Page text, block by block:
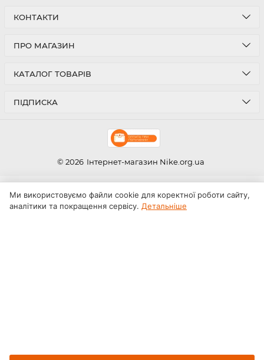
КОНТАКТИ
ПРО МАГАЗИН
КАТАЛОГ ТОВАРІВ
ПІДПИСКА
© 2026 Інтернет-магазин Nike.org.ua
Ми використовуємо файли cookie для коректної роботи сайту,
аналітики та покращення сервісу. Детальніше